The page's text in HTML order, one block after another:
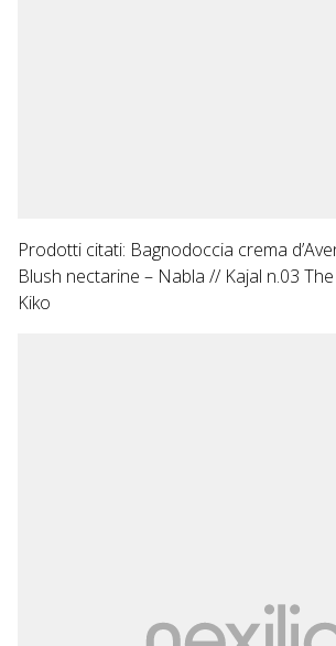
Prodotti citati: Bagnodoccia crema
Blush nectarine – Nabla // Kajal n.03
Kiko